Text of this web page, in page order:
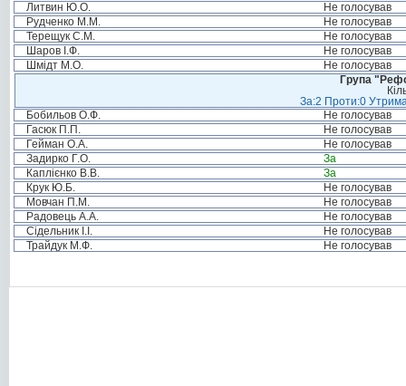
Литвин Ю.О.
Не голосував
Рудченко М.М.
Не голосував
Терещук С.М.
Не голосував
Шаров І.Ф.
Не голосував
Шмідт М.О.
Не голосував
Група
За:2 Проти:0
Бобильов О.Ф.
Не голосував
Гасюк П.П.
Не голосував
Гейман О.А.
Не голосував
Задирко Г.О.
За
Каплієнко В.В.
За
Крук Ю.Б.
Не голосував
Мовчан П.М.
Не голосував
Радовець А.А.
Не голосував
Сідельник І.І.
Не голосував
Трайдук М.Ф.
Не голосував